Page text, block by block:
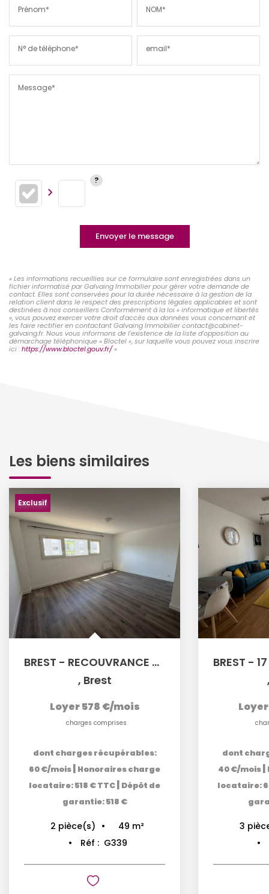
Prénom* NOM*
N° de téléphone* email*
Message*
Envoyer le message
« Les informations recueillies sur ce formulaire sont enregistrées dans un
fichier informatisé par Galvaing Immobilier pour gérer votre demande de
contact. Elles sont conservées pour la durée nécessaire à la gestion de la
relation client dans le respect des prescriptions légales applicables et sont
destinées à nos conseillers Conformément à la loi « informatique et libertés
», vous pouvez exercer votre droit d'accès aux données vous concernant et
les faire rectifier en contactant Galvaing Immobilier contact@cabinet-
galvaing.fr. Nous vous informons de l'existence de la liste d'opposition au
démarchage téléphonique « Bloctel », sur laquelle vous pouvez vous inscrire
ici : https://www.bloctel.gouv.fr/»
Les biens similaires
Exclusif
BREST - RECOUVRANCE - 35 RUE DE LA PORTE - Appartement T2...
, Brest
Loyer 578 €/mois
charges comprises
dont charges récupérables:
60 €/mois| Honoraires charge
locataire: 518 € TTC| Dépôt de
garantie: 518 €
2 pièce(s) 49 m²
Réf : G339
dont
40 €/mois|
locataire:
3